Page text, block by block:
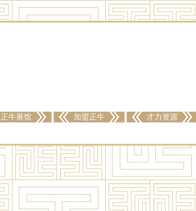
正牛展馆 加盟正牛 才力资源